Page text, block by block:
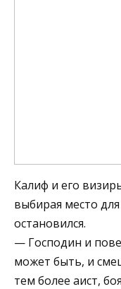
Калиф и его
выбирая место
остановился.
— Господин и
может быть, и
тем более аист,